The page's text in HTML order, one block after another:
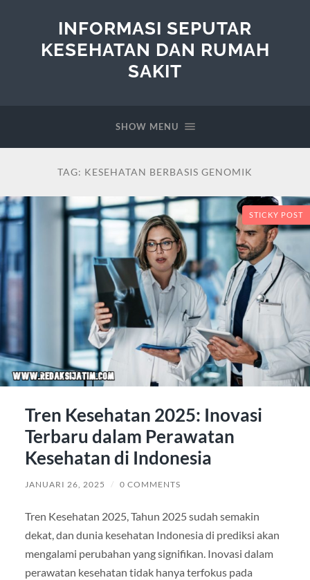
INFORMASI SEPUTAR
KESEHATAN DAN RUMAH
SAKIT
SHOW MENU
TAG: KESEHATAN BERBASIS GENOMIK
STICKY POST
Tren Kesehatan 2025: Inovasi
Terbaru dalam Perawatan
Kesehatan di Indonesia
JANUARI 26, 2025 / 0 COMMENTS
Tren Kesehatan 2025, Tahun 2025 sudah semakin
dekat, dan dunia kesehatan Indonesia di prediksi akan
mengalami perubahan yang signifikan. Inovasi dalam
perawatan kesehatan tidak hanya terfokus pada